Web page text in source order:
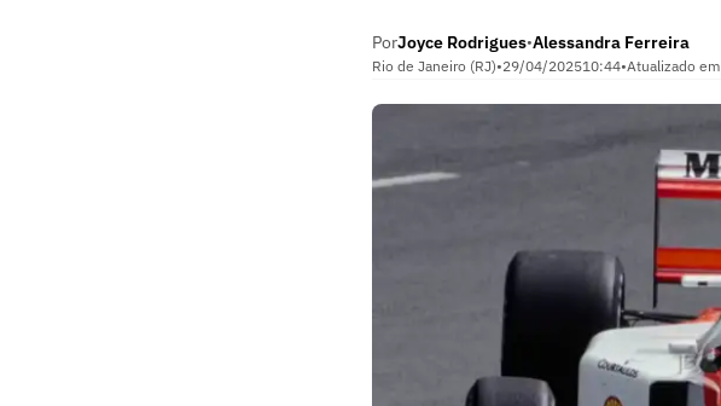
PorJoyce Rodrigues•Alessandra Ferreira
Rio de Janeiro (RJ)•29/04/202510:44•Atualizado em